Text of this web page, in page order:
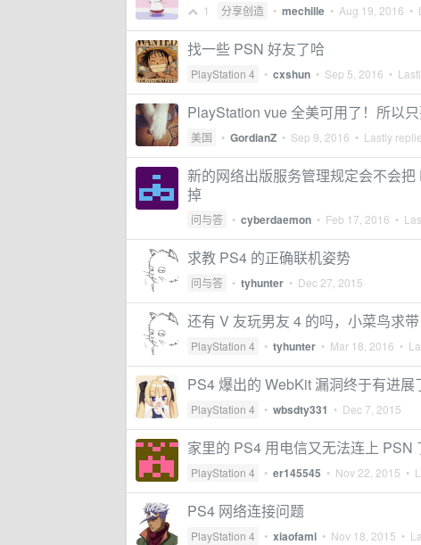
1 分享创造 • mechille • Aug 19, 2016 •
找一些 PSN 好友了哈
PlayStation 4 • cxshun • Sep 5, 2016 •
PlayStation vue 全美可用了！所以
美国 • GordianZ • Sep 9, 2016 • Lastly
新的网络出版服务管理规定会不会
掉
问与答 • cyberdaemon • Feb 17, 2016 •
求教 PS4 的正确联机姿势
问与答 • tyhunter • Dec 27, 2015
还有 V 友玩男友 4 的吗，小菜鸟求带
PlayStation 4 • tyhunter • Mar 18, 2016 •
PS4 爆出的 WebKit 漏洞终于有进展
PlayStation 4 • wbsdty331 • Dec 7, 2015
家里的 PS4 用电信又无法连上 PSN
PlayStation 4 • er145545 • Nov 22, 2015 •
PS4 网络连接问题
PlayStation 4 • xiaofami • Nov 18, 2015 •